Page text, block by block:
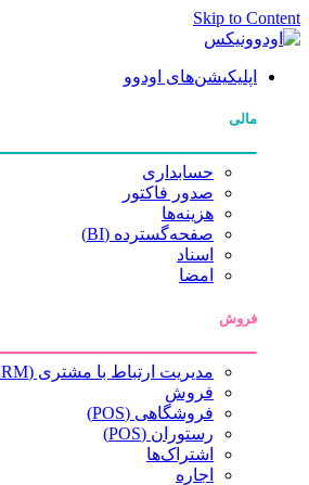
Skip to Content
اپلیکیشن‌های اودوو
مالی
حسابداری
صدور فاکتور
هزینه‌ها
صفحه‌گسترده (BI)
اسناد
امضا
فروش
مدیریت ارتباط با مشتری (CRM)
فروش
فروشگاهی (POS)
رستوران (POS)
اشتراک‌ها
اجاره